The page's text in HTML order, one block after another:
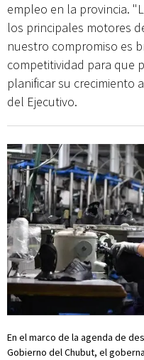
empleo en la provincia.
los principales motores
nuestro compromiso es
competitividad para que
planificar su crecimiento
del Ejecutivo.
En el marco de la agenda de
Gobierno del Chubut, el